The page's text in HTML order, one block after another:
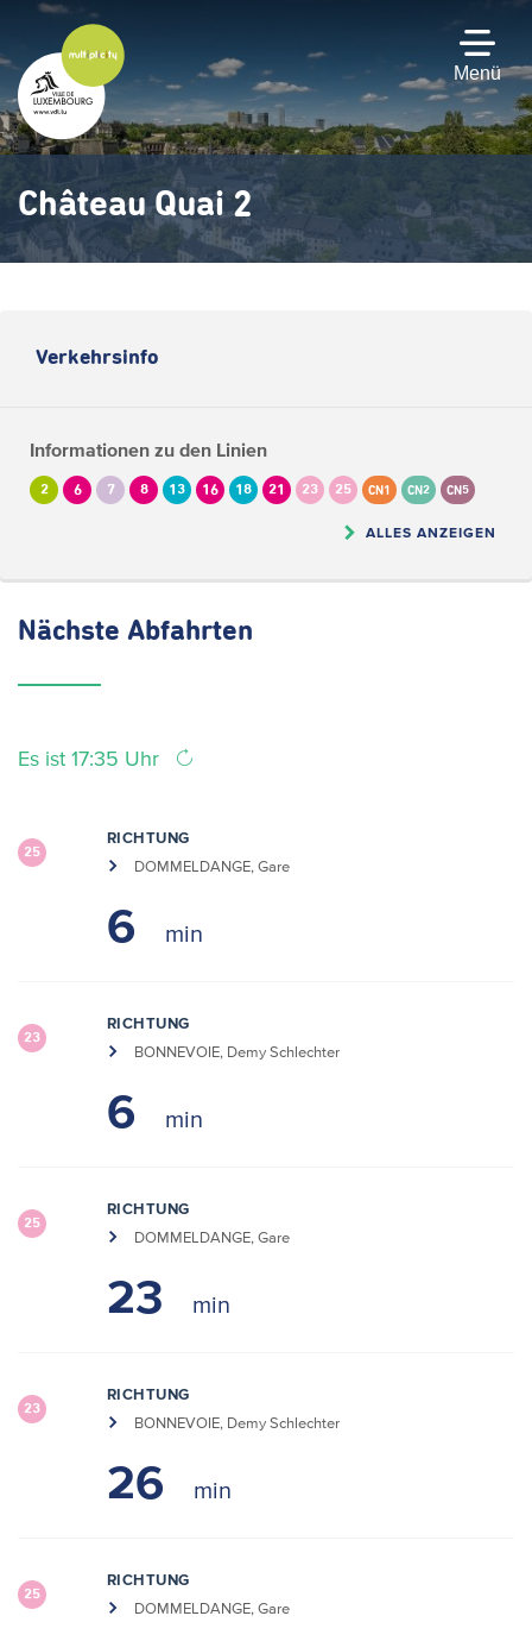
Hauptinhalt
gehen
Menü
Château Quai 2
Verkehrsinfo
Informationen zu den Linien
2 6 7 8 13 16 18 21 23 25 CN1 CN2 CN5
ALLES ANZEIGEN
Nächste Abfahrten
Es ist 17:35 Uhr
25
RICHTUNG
DOMMELDANGE, Gare
6
23
RICHTUNG
BONNEVOIE, Demy Schlechter
6
25
RICHTUNG
DOMMELDANGE, Gare
23
23
RICHTUNG
BONNEVOIE, Demy Schlechter
26
25
RICHTUNG
DOMMELDANGE, Gare